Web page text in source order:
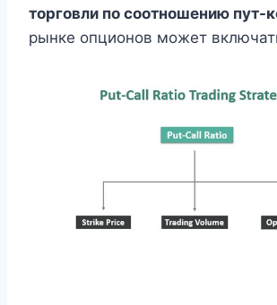
торговли по соотношению пут-
рынке опционов может